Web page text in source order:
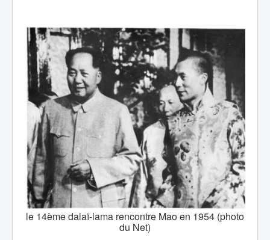
le 14ème dalaï-lama rencontre Mao en 1954 (photo
du Net)